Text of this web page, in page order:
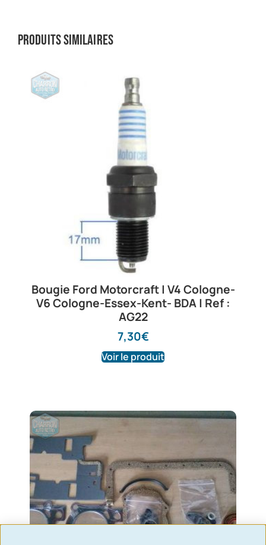
Produits similaires
Bougie Ford Motorcraft | V4 Cologne-
V6 Cologne-Essex-Kent- BDA | Ref :
AG22
7,30€
Voir le produit